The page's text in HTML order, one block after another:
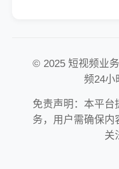
© 2025 短视频业
频24小
免责声明：本平台
务，用户需确保内
关